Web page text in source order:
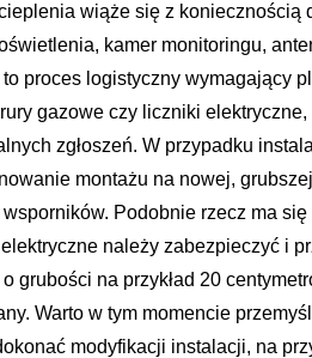
wiąże się z koniecznością
kamer monitoringu,
proces logistyczny wymagający
gazowe czy liczniki
zgłoszeń. W przypadku
montażu na nowej,
Podobnie rzecz ma
należy zabezpieczyć i
grubości na przykład 20
Warto w tym momencie
modyfikacji instalacji, na